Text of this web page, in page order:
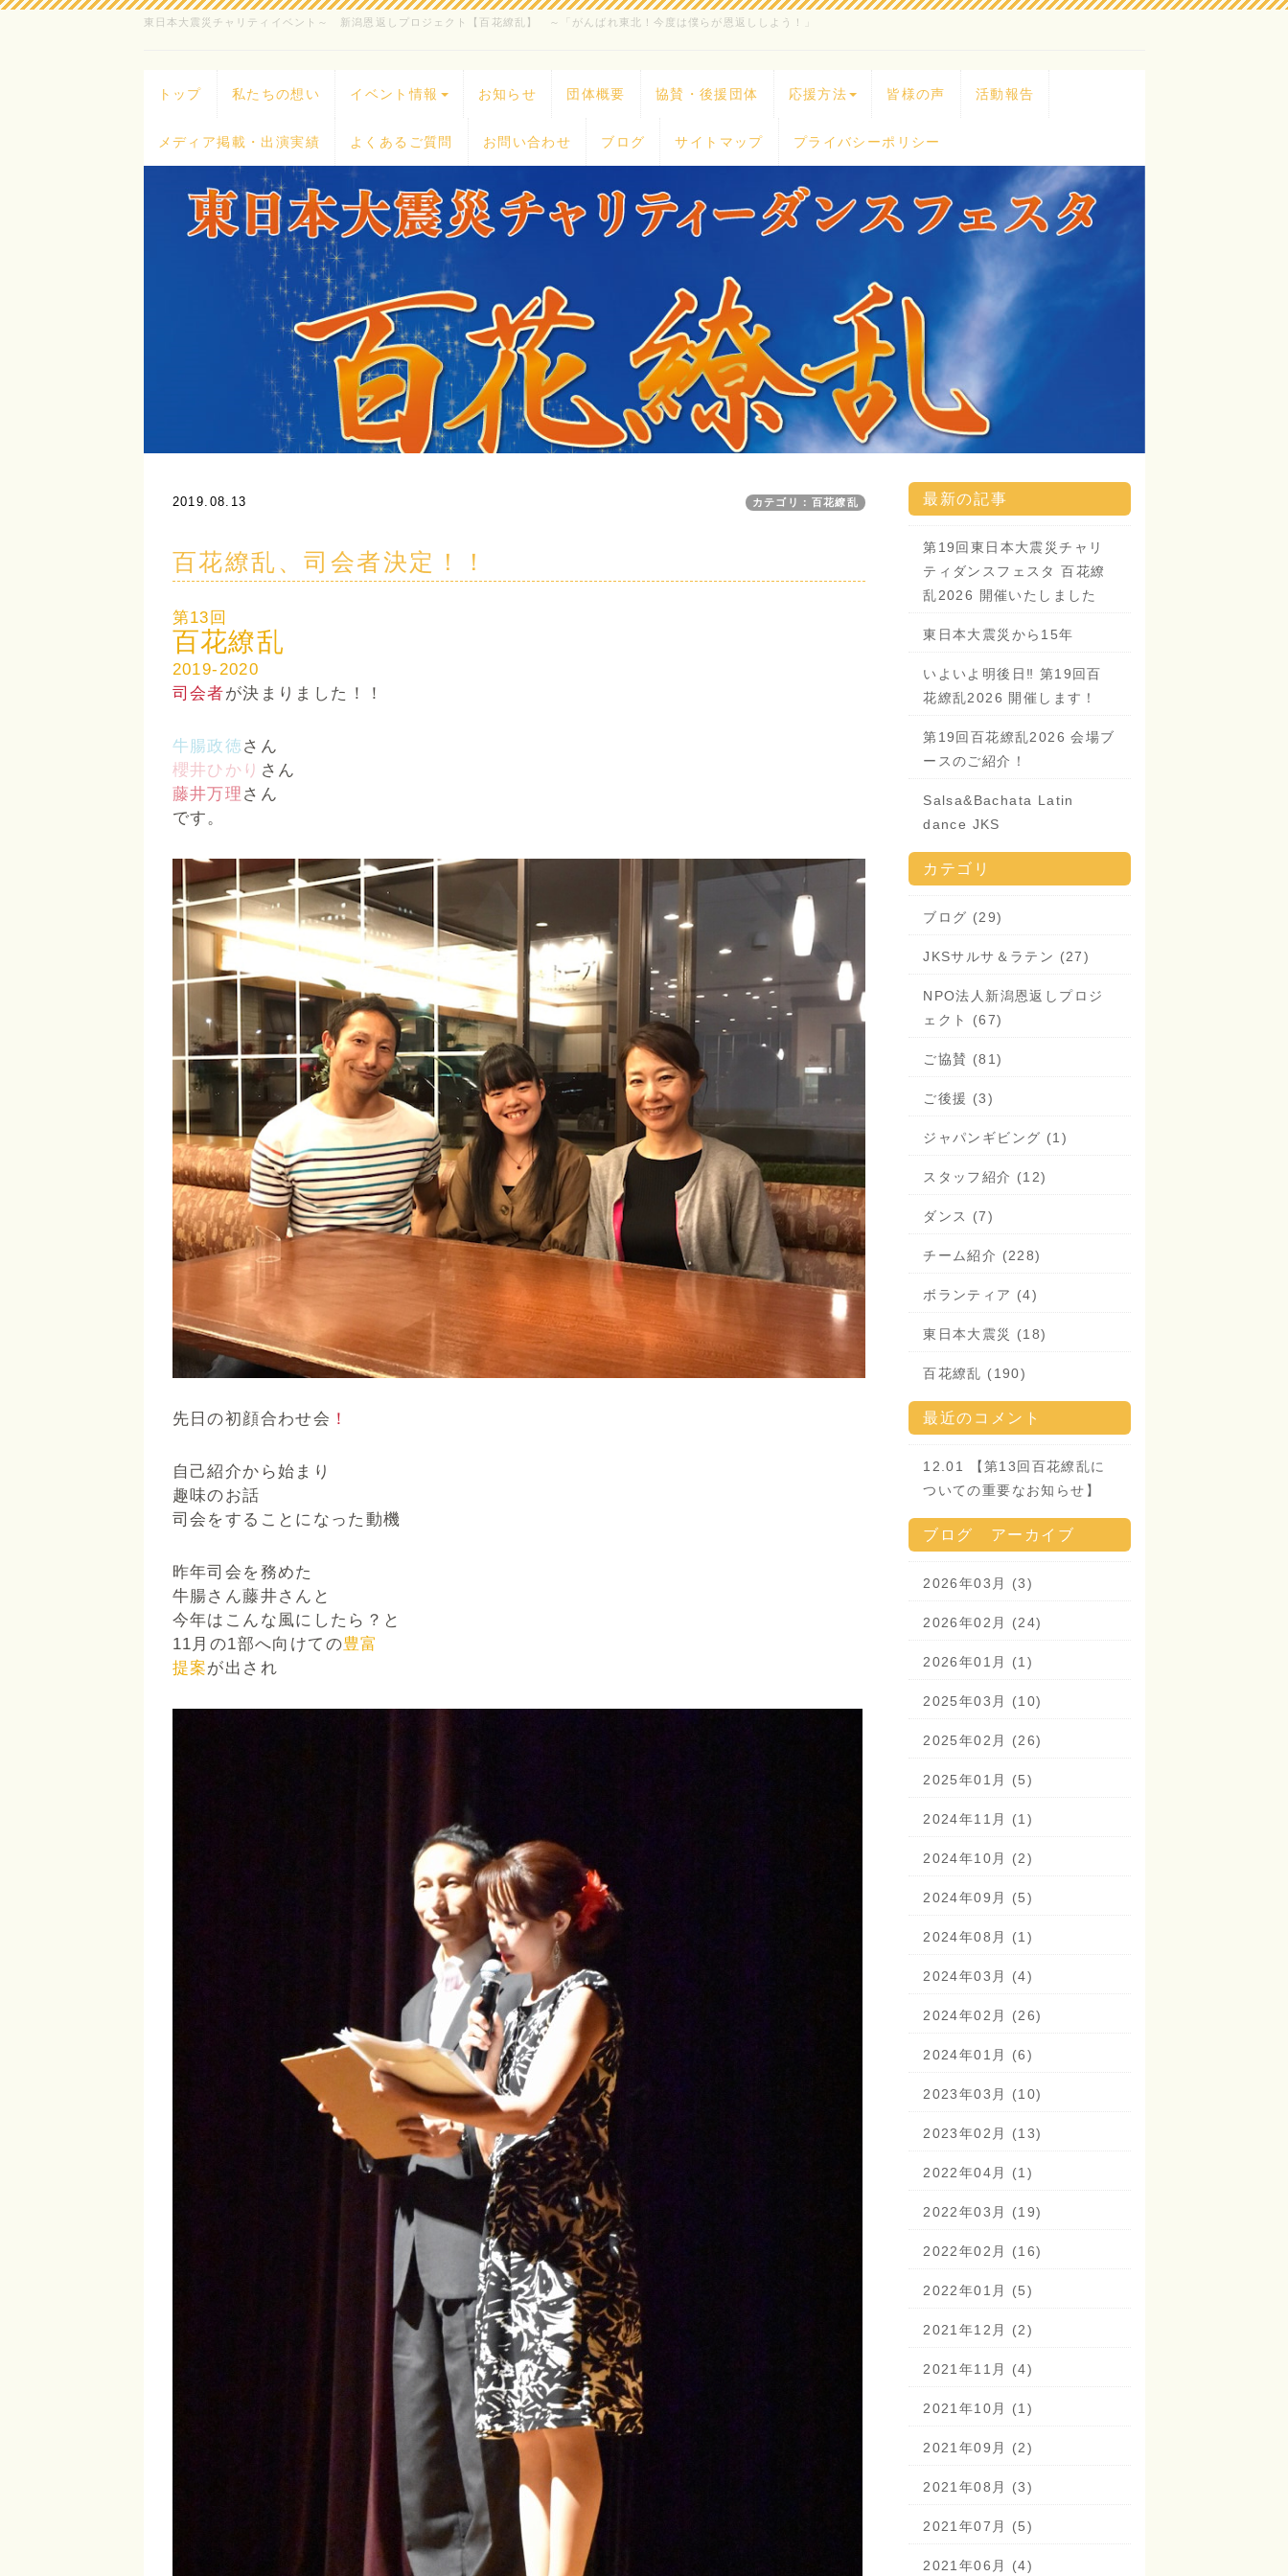
東日本大震災チャリティイベント～ 新潟恩返しプロジェクト【百花繚乱】 ～「がんばれ東北！今度は僕らが恩返ししよう！」
トップ 私たちの想い イベント情報 お知らせ 団体概要 協賛・後援団体 応援方法 皆様の声 活動報告
メディア掲載・出演実績 よくあるご質問 お問い合わせ ブログ サイトマップ プライバシーポリシー
2019.08.13 カテゴリ：百花繚乱
百花繚乱、司会者決定！！
第13回
百花繚乱
2019-2020
司会者が決まりました！！
牛腸政徳さん
櫻井ひかり さん
藤井万理 さん
です。
先日の初顔合わせ会 ！
自己紹介から始まり
趣味のお話
司会をすることになった動機
昨年司会を務めた
牛腸さん藤井さんと
今年はこんな風にしたら？と
11月の1部へ向けての豊富
提案が出され
最新の記事
第19回東日本大震災チャリ
ティダンスフェスタ 百花繚
乱2026 開催いたしました
東日本大震災から15年
いよいよ明後日‼️ 第19回百
花繚乱2026 開催します！
第19回百花繚乱2026 会場ブ
ースのご紹介！
Salsa&Bachata Latin
dance JKS
カテゴリ
ブログ (29)
JKSサルサ＆ラテン (27)
NPO法人新潟恩返しプロジ
ェクト (67)
ご協賛 (81)
ご後援 (3)
ジャパンギビング (1)
スタッフ紹介 (12)
ダンス (7)
チーム紹介 (228)
ボランティア (4)
東日本大震災 (18)
百花繚乱 (190)
最近のコメント
12.01 【第13回百花繚乱に
ついての重要なお知らせ】
ブログ アーカイブ
2026年03月 (3)
2026年02月 (24)
2026年01月 (1)
2025年03月 (10)
2025年02月 (26)
2025年01月 (5)
2024年11月 (1)
2024年10月 (2)
2024年09月 (5)
2024年08月 (1)
2024年03月 (4)
2024年02月 (26)
2024年01月 (6)
2023年03月 (10)
2023年02月 (13)
2022年04月 (1)
2022年03月 (19)
2022年02月 (16)
2022年01月 (5)
2021年12月 (2)
2021年11月 (4)
2021年10月 (1)
2021年09月 (2)
2021年08月 (3)
2021年07月 (5)
2021年06月 (4)